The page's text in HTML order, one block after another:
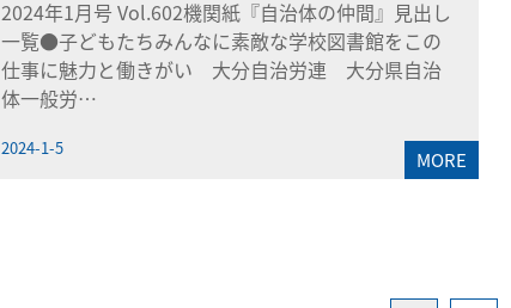
2024年1月号 Vol.602機関紙『自治体の仲間』見出し
一覧●子どもたちみんなに素敵な学校図書館をこの
仕事に魅力と働きがい 大分自治労連 大分県自治
体一般労…
2024-1-5 MORE